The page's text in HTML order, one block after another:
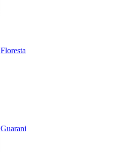
Floresta
Guarani